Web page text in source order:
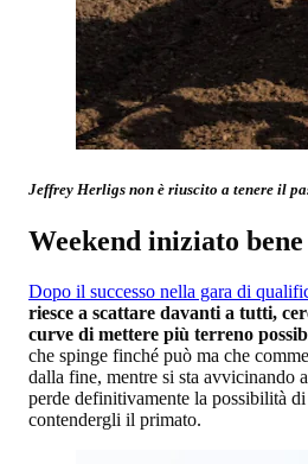
Jeffrey Herligs non è riuscito a tenere il
Weekend iniziato
Dopo il successo nella gara di
riesce a scattare davanti a tutti,
curve di mettere più terreno
che spinge finché può ma che
dalla fine, mentre si sta avvicinando
perde definitivamente la possibilità
contendergli il primato.